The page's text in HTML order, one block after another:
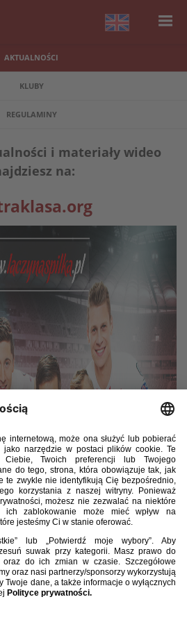
AKTUALNOŚCI
KLUBY
REGULAMINY
i materiały wideo
na: